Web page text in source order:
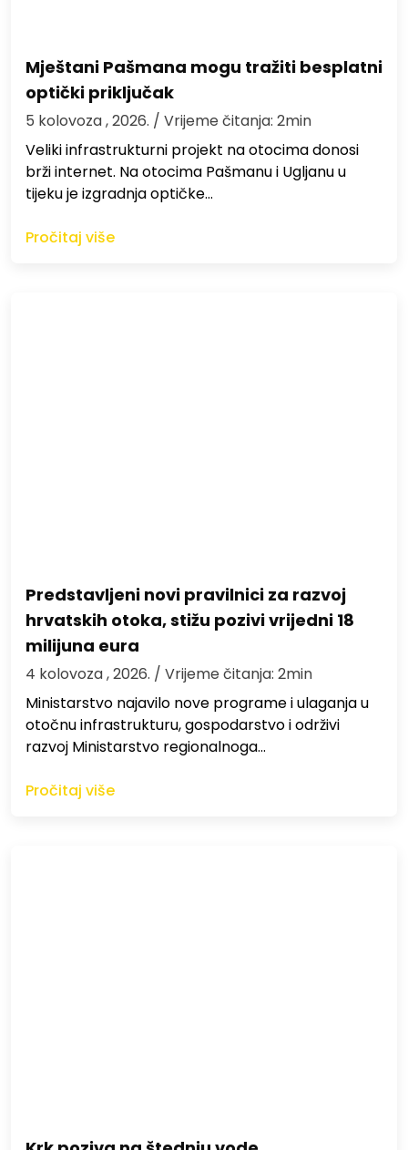
Mještani Pašmana mogu tražiti besplatni
optički priključak
5 kolovoza , 2026. / Vrijeme čitanja: 2min
Veliki infrastrukturni projekt na otocima donosi
brži internet. Na otocima Pašmanu i Ugljanu u
tijeku je izgradnja optičke…
Pročitaj više
Predstavljeni novi pravilnici za razvoj
hrvatskih otoka, stižu pozivi vrijedni 18
milijuna eura
4 kolovoza , 2026. / Vrijeme čitanja: 2min
Ministarstvo najavilo nove programe i ulaganja u
otočnu infrastrukturu, gospodarstvo i održivi
razvoj Ministarstvo regionalnoga…
Pročitaj više